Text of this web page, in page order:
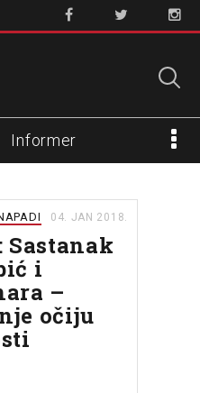
Informer
04. JAN 2018.
Sastanak
i
–
očiju